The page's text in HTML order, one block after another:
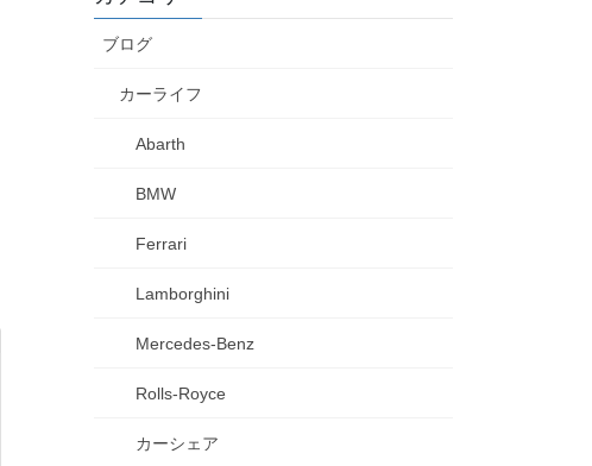
ブログ
カーライフ
Abarth
BMW
Ferrari
Lamborghini
Mercedes-Benz
Rolls-Royce
カーシェア